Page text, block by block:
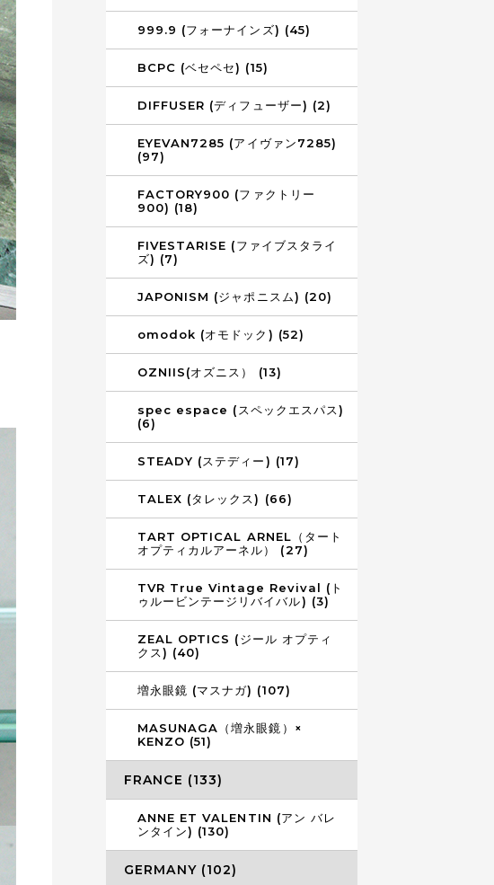
999.9 (フォーナインズ) (45)
BCPC (ベセペセ) (15)
DIFFUSER (ディフューザー) (2)
EYEVAN7285 (アイヴァン7285)
(97)
FACTORY900 (ファクトリー
900) (18)
FIVESTARISE (ファイブスタライ
ズ) (7)
JAPONISM (ジャポニスム) (20)
omodok (オモドック) (52)
OZNIIS(オズニス） (13)
spec espace (スペックエスパス)
(6)
STEADY (ステディー) (17)
TALEX (タレックス) (66)
TART OPTICAL ARNEL（タート
オプティカルアーネル） (27)
TVR True Vintage Revival (ト
ゥルービンテージリバイバル) (3)
ZEAL OPTICS (ジール オプティ
クス) (40)
増永眼鏡 (マスナガ) (107)
MASUNAGA（増永眼鏡）×
KENZO (51)
FRANCE (133)
ANNE ET VALENTIN (アン バレ
ンタイン) (130)
GERMANY (102)